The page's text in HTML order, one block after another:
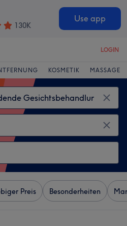
130K
Use app
LOGIN
KOSMETIK MASSAGE
Preis Besonderheiten